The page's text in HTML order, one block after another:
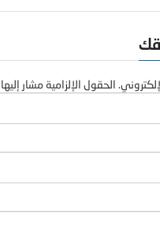
الحقول الإلزامية مشار